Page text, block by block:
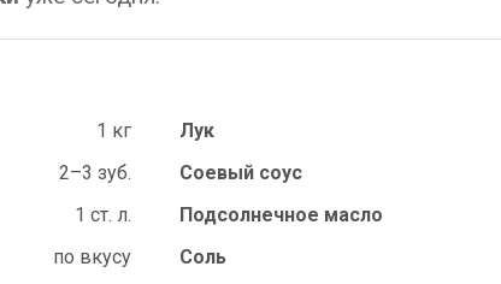
1 кг Лук
2–3 зуб. Соевый соус
1 ст. л. Подсолнечное масло
по вкусу Соль